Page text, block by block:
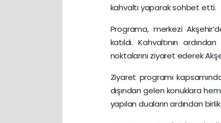
kahvaltı yaparak sohbet etti.
Programa, merkezi
katıldı. Kahvaltının
noktalarını ziyaret ederek
Ziyaret programı
dışından gelen konuklara
yapılan duaların ardından